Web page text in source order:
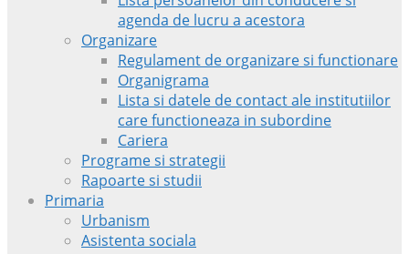
agenda de lucru a acestora
Organizare
Regulament de organizare si functionare
Organigrama
Lista si datele de contact ale institutiilor
care functioneaza in subordine
Cariera
Programe si strategii
Rapoarte si studii
Primaria
Urbanism
Asistenta sociala